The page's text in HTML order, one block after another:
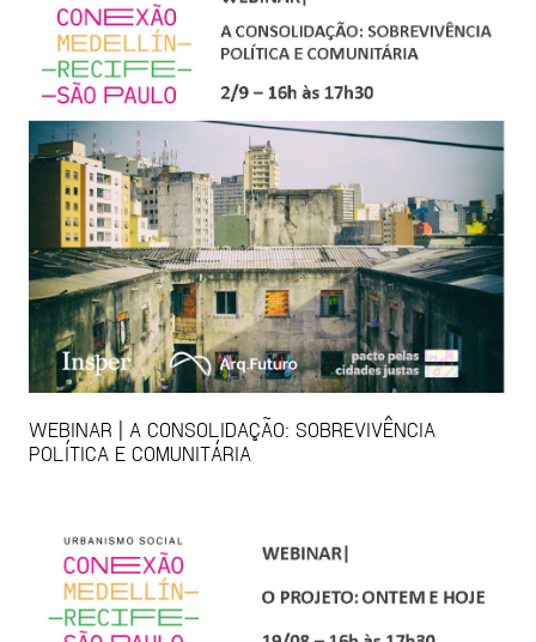
WEBINAR | A CONSOLIDAÇÃO: SOBREVIVÊNCIA
POLÍTICA E COMUNITÁRIA